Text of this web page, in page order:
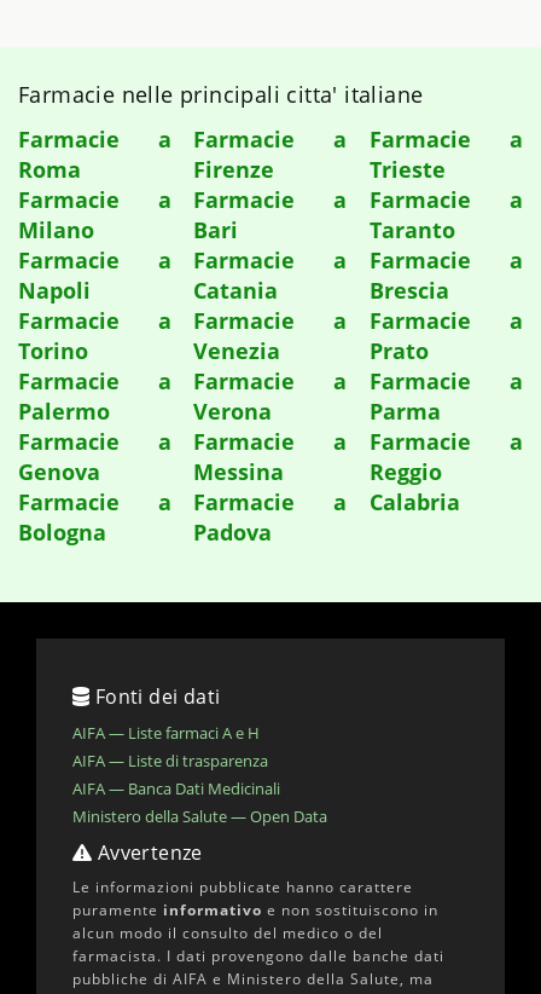
Farmacie nelle principali citta' italiane
Farmacie a
Roma
Farmacie a
Milano
Farmacie a
Napoli
Farmacie a
Torino
Farmacie a
Palermo
Farmacie a
Genova
Farmacie a
Bologna
Farmacie a
Firenze
Farmacie a
Bari
Farmacie a
Catania
Farmacie a
Venezia
Farmacie a
Verona
Farmacie a
Messina
Farmacie a
Padova
Farmacie a
Trieste
Farmacie a
Taranto
Farmacie a
Brescia
Farmacie a
Prato
Farmacie a
Parma
Farmacie a
Reggio
Calabria
Fonti dei dati
AIFA — Liste farmaci A e H
AIFA — Liste di trasparenza
AIFA — Banca Dati Medicinali
Ministero della Salute — Open Data
Avvertenze
Le informazioni pubblicate hanno carattere
puramente informativo e non sostituiscono in
alcun modo il consulto del medico o del
farmacista. I dati provengono dalle banche dati
pubbliche di AIFA e Ministero della Salute, ma